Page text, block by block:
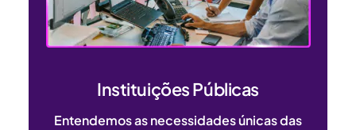
Instituições Públicas
Entendemos as necessidades únicas das